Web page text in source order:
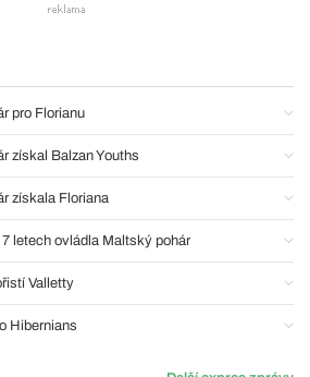
pro Florianu
získal Balzan Youths
získala Floriana
7 letech ovládla Maltský pohár
Valletty
Hibernians